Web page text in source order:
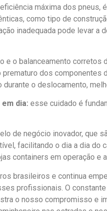
máxima dos
como tipo de
inadequada pode levar
e o balanceamento
dos componentes
o deslocamento,
dia: esse cuidado é
de negócio inovador, que
facilitando o dia a dia do
containers em operação
brasileiros e continua
profissionais. O
o nosso compromisso e